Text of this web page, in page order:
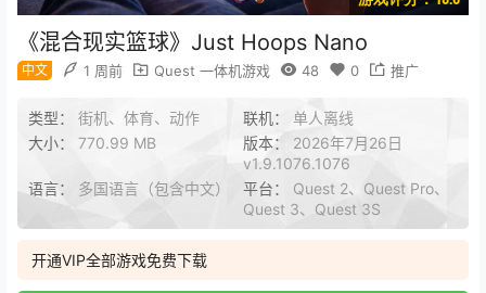
《混合现实篮球》Just Hoops Nano
中文 1 周前 Quest 一体机游戏 48 0 推广
类型： 街机、体育、动作 联机： 单人离线
大小： 770.99 MB 版本： 2026年7月26日
v1.9.1076.1076
语言： 多国语言（包含中文） 平台： Quest 2、Quest Pro、
Quest 3、Quest 3S
开通VIP全部游戏免费下载